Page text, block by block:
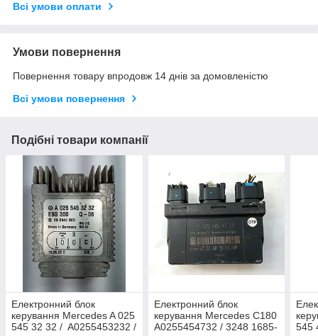
Всі умови оплати
Умови повернення
Повернення товару впродовж 14 днів за домовленістю
Всі умови повернення
Подібні товари компанії
Електронний блок
керування Mercedes A 025
545 32 32 / A0255453232 /
Електронний блок
керування Mercedes C180
A0255454732 / 3248 1685-
545